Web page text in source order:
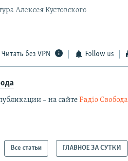
Алексея Кустовского
Читать без VPN Follow us
– на сайтеРадіо Свобода
Все статьи ГЛАВНОЕ ЗА СУТКИ